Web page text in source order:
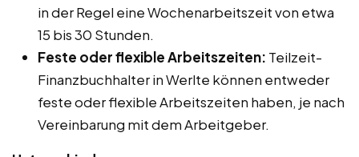
in der Regel eine Wochenarbeitszeit von etwa
15 bis 30 Stunden.
Feste oder flexible Arbeitszeiten: Teilzeit-
Finanzbuchhalter in Werlte können entweder
feste oder flexible Arbeitszeiten haben, je nach
Vereinbarung mit dem Arbeitgeber.